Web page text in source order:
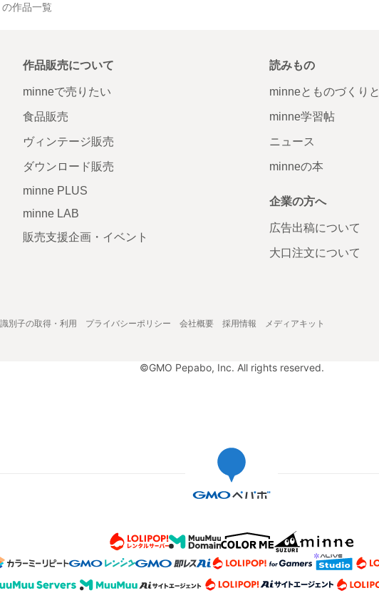
作品一覧
作品販売について
minneで売りたい
食品販売
ヴィンテージ販売
ダウンロード販売
minne PLUS
minne LAB
販売支援企画・イベント
読みもの
minneとものづくりと
minne学習帖
ニュース
minneの本
企業の方へ
広告出稿について
大口注文について
別子の取得・利用 プライバシーポリシー 会社概要 採用情報 メディアキット
©GMO Pepabo, Inc. All rights reserved.